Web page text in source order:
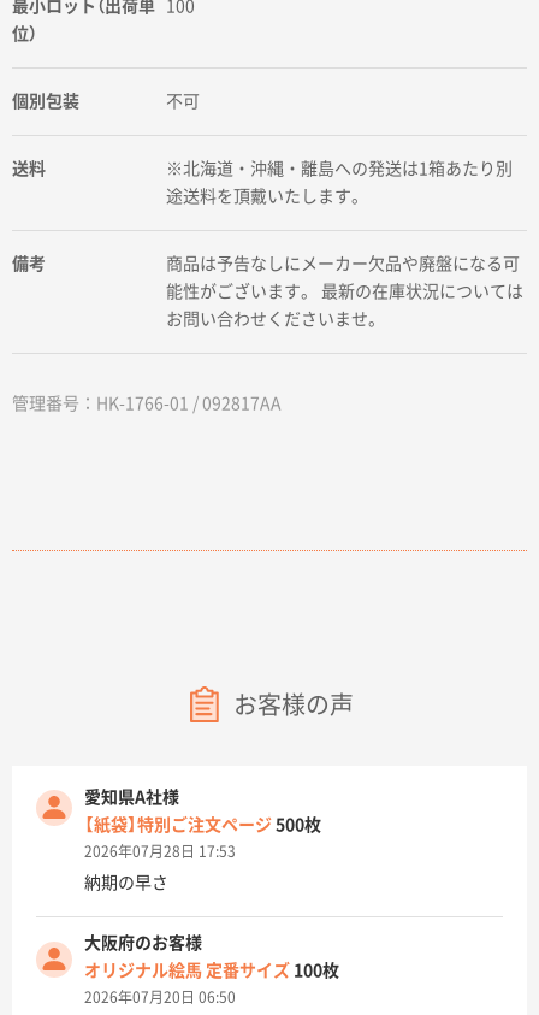
最小ロット（出荷単
位）
100
個別包装 不可
送料
※北海道・沖縄・離島への発送は1箱あたり別
途送料を頂戴いたします。
備考
商品は予告なしにメーカー欠品や廃盤になる可
能性がございます。 最新の在庫状況については
お問い合わせくださいませ。
管理番号：HK-1766-01 / 092817AA
お客様の声
愛知県A社様
【紙袋】特別ご注文ページ 500枚
2026年07月28日 17:53
納期の早さ
大阪府のお客様
オリジナル絵馬 定番サイズ 100枚
2026年07月20日 06:50